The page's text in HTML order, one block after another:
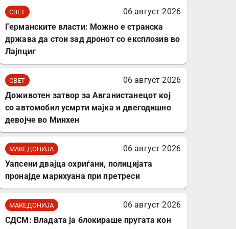
комплет за заштита на
СВЕТ
06 август 2026
Германските власти: Можно е странска
држава да стои зад дронот со експлозив во
Лајпциг
СВЕТ
06 август 2026
Доживотен затвор за Авганистанецот кој
со автомобил усмрти мајка и двегодишно
девојче во Минхен
МАКЕДОНИЈА
06 август 2026
Уапсени двајца охриѓани, полицијата
пронајде марихуана при претреси
МАКЕДОНИЈА
06 август 2026
СДСМ: Владата ја блокираше пругата кон